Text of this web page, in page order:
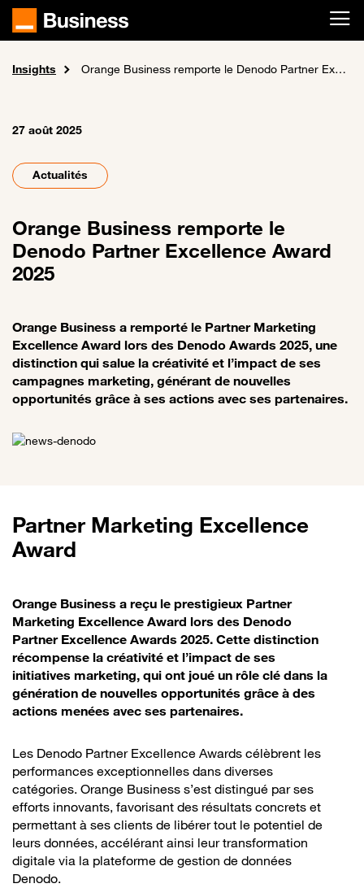
Passer au contenu principal
Accueil
Actualités et événements
Insights Orange Business remporte le Denodo Partner Excellence Award 2025
27 août 2025
Actualités
Orange Business remporte le
Denodo Partner Excellence Award
2025
Orange Business a remporté le Partner Marketing
Excellence Award lors des Denodo Awards 2025, une
distinction qui salue la créativité et l’impact de ses
campagnes marketing, générant de nouvelles
opportunités grâce à ses actions avec ses partenaires.
Partner Marketing Excellence
Award
Orange Business a reçu le prestigieux Partner
Marketing Excellence Award lors des Denodo
Partner Excellence Awards 2025. Cette distinction
récompense la créativité et l’impact de ses
initiatives marketing, qui ont joué un rôle clé dans la
génération de nouvelles opportunités grâce à des
actions menées avec ses partenaires.
Les Denodo Partner Excellence Awards célèbrent les
performances exceptionnelles dans diverses
catégories. Orange Business s’est distingué par ses
efforts innovants, favorisant des résultats concrets et
permettant à ses clients de libérer tout le potentiel de
leurs données, accélérant ainsi leur transformation
digitale via la plateforme de gestion de données
Denodo.